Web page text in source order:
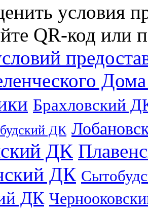
условия
QR-код или
Брахловский
ДК
ДК
ДК
ДК